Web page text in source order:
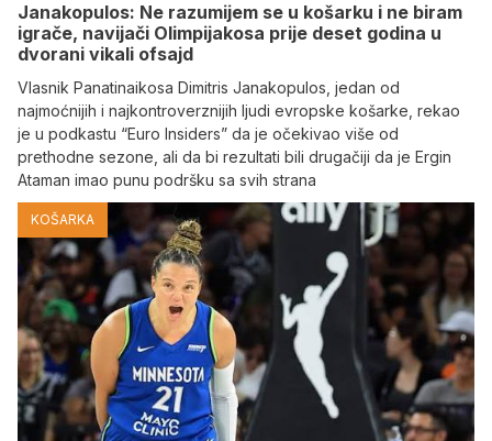
Janakopulos: Ne razumijem se u košarku i ne biram
igrače, navijači Olimpijakosa prije deset godina u
dvorani vikali ofsajd
Vlasnik Panatinaikosa Dimitris Janakopulos, jedan od
najmoćnijih i najkontroverznijih ljudi evropske košarke, rekao
je u podkastu “Euro Insiders” da je očekivao više od
prethodne sezone, ali da bi rezultati bili drugačiji da je Ergin
Ataman imao punu podršku sa svih strana
KOŠARKA